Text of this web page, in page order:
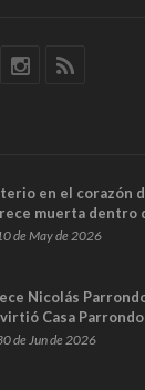
en el corazón
muerta dentro
cámaras captan
de May de 2026
Nicolás
Casa
de Jun de 2026